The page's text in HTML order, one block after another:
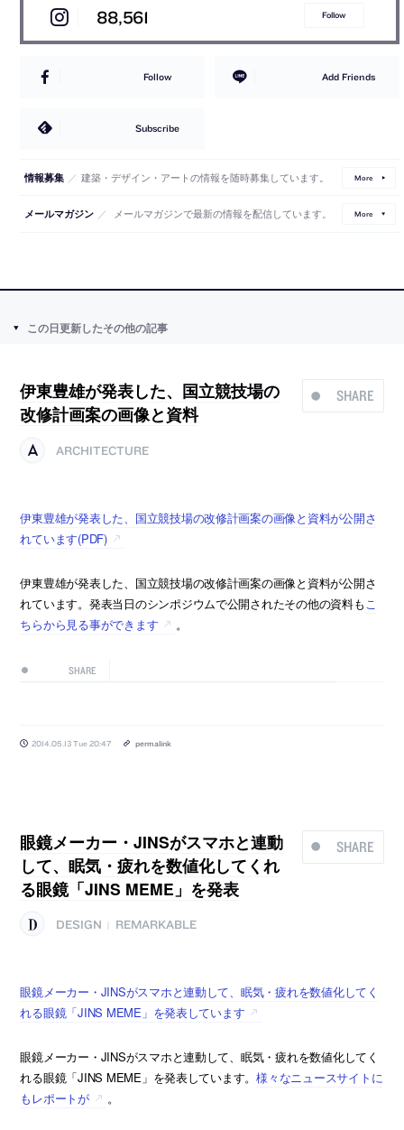
88,561 Follow
Follow Add Friends
Subscribe
情報募集 ／ 建築・デザイン・アートの情報を随時募集しています。 More
メールマガジン ／ メールマガジンで最新の情報を配信しています。 More
この日更新したその他の記事
SHARE
伊東豊雄が発表した、国立競技場の
改修計画案の画像と資料
ARCHITECTURE
伊東豊雄が発表した、国立競技場の改修計画案の画像と資料が公開さ
れています(PDF)
伊東豊雄が発表した、国立競技場の改修計画案の画像と資料が公開さ
れています。発表当日のシンポジウムで公開されたその他の資料も こ
ちらから見る事ができます
。
SHARE
2014.05.13 Tue 20:47 permalink
SHARE
眼鏡メーカー・JINSがスマホと連動
して、眠気・疲れを数値化してくれ
る眼鏡「JINS MEME」を発表
DESIGN REMARKABLE
眼鏡メーカー・JINSがスマホと連動して、眠気・疲れを数値化してく
れる眼鏡「JINS MEME」を発表しています
眼鏡メーカー・JINSがスマホと連動して、眠気・疲れを数値化してく
れる眼鏡「JINS MEME」を発表しています。様々なニュースサイトに
もレポートが
。